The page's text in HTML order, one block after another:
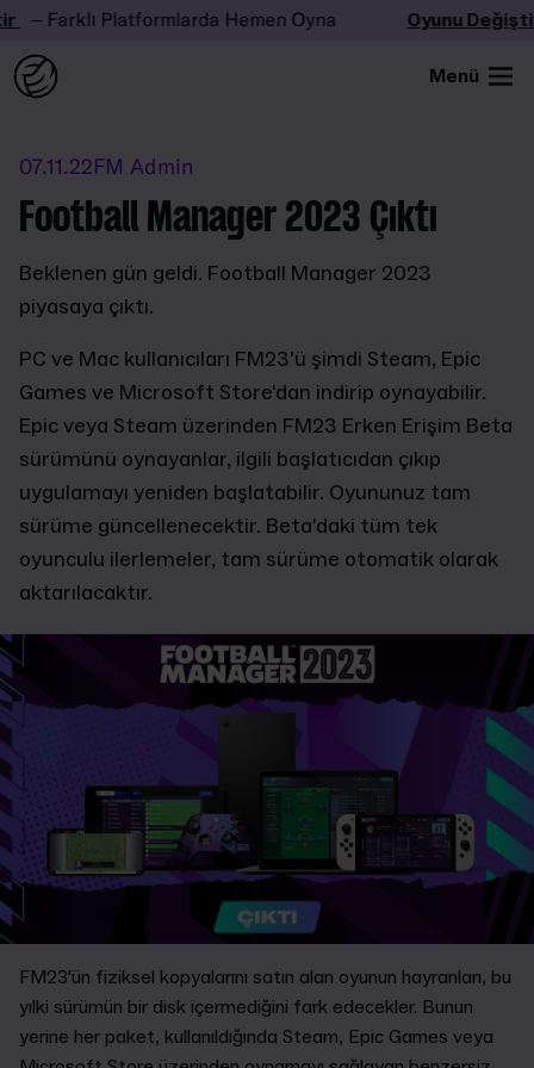
– Farklı Platformlarda Hemen Oyna Oyunu Değiştir
Menü
07.11.22FM Admin
Football Manager 2023 Çıktı
Beklenen gün geldi. Football Manager 2023
piyasaya çıktı.
PC ve Mac kullanıcıları FM23'ü şimdi Steam, Epic
Games ve Microsoft Store'dan indirip oynayabilir.
Epic veya Steam üzerinden FM23 Erken Erişim Beta
sürümünü oynayanlar, ilgili başlatıcıdan çıkıp
uygulamayı yeniden başlatabilir. Oyununuz tam
sürüme güncellenecektir. Beta'daki tüm tek
oyunculu ilerlemeler, tam sürüme otomatik olarak
aktarılacaktır.
FM23'ün fiziksel kopyalarını satın alan oyunun hayranları, bu
yılki sürümün bir disk içermediğini fark edecekler. Bunun
yerine her paket, kullanıldığında Steam, Epic Games veya